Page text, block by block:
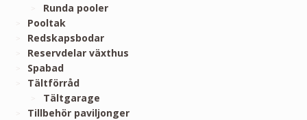
Runda pooler
Pooltak
Redskapsbodar
Reservdelar växthus
Spabad
Tältförråd
Tältgarage
Tillbehör paviljonger